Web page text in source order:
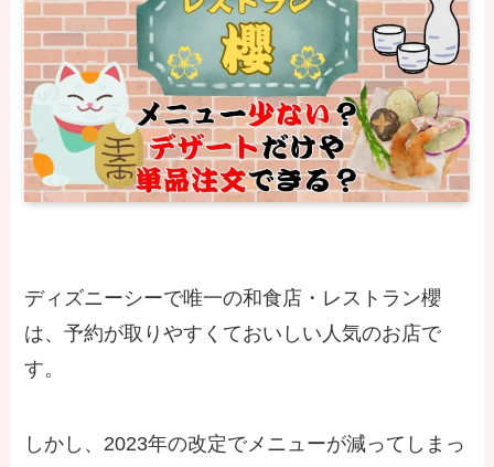
ディズニーシーで唯一の和食店・レストラン櫻
は、予約が取りやすくておいしい人気のお店で
す。
しかし、2023年の改定でメニューが減ってしまっ